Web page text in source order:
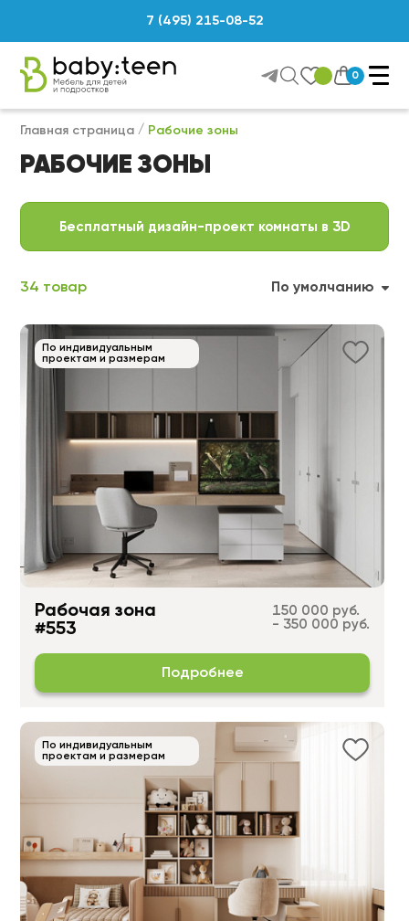
7 (495) 215-08-52
0
Главная страница Рабочие зоны
РАБОЧИЕ ЗОНЫ
34 товар По умолчанию
Бесплатный дизайн-проект комнаты в 3D
По индивидуальным
проектам и размерам
Рабочая зона
#553
150 000 руб.
- 350 000 руб.
Подробнее
По индивидуальным
проектам и размерам